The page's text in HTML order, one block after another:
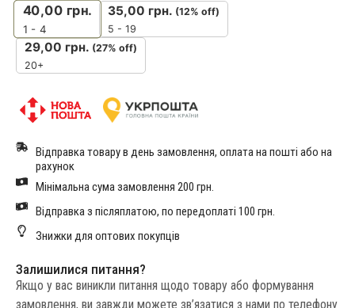
40,00 грн.
1 - 4
35,00 грн. (12% off)
5 - 19
29,00 грн. (27% off)
20+
Відправка товару в день замовлення, оплата на пошті або на
рахунок
Мінімальна сума замовлення 200 грн.
Відправка з післяплатою, по передоплаті 100 грн.
Знижки для оптових покупців
Залишилися питання?
Якщо у вас виникли питання щодо товару або формування
замовлення, ви завжди можете зв’язатися з нами по телефону